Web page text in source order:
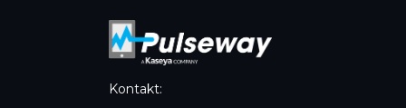
Kontakt: